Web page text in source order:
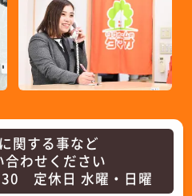
関する事など
合わせください
定休日 水曜・日曜